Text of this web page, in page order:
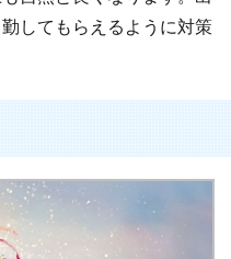
してもらえるように対策